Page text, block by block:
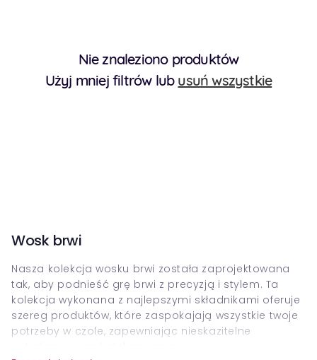
Nie znaleziono produktów
Użyj mniej filtrów lub usuń wszystkie
Wosk brwi
Nasza kolekcja wosku brwi została zaprojektowana
tak, aby podnieść grę brwi z precyzją i stylem. Ta
kolekcja wykonana z najlepszymi składnikami oferuje
szereg produktów, które zaspokajają wszystkie twoje
potrzeby w czole, zapewniając nieskazitelne